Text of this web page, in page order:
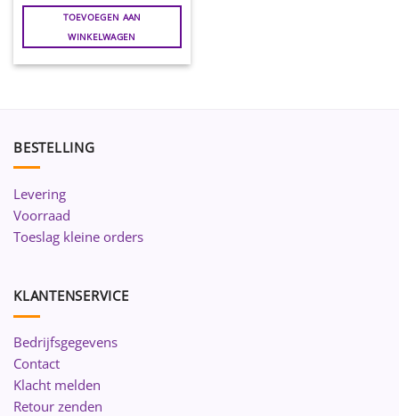
TOEVOEGEN AAN
WINKELWAGEN
BESTELLING
Levering
Voorraad
Toeslag kleine orders
KLANTENSERVICE
Bedrijfsgegevens
Contact
Klacht melden
Retour zenden